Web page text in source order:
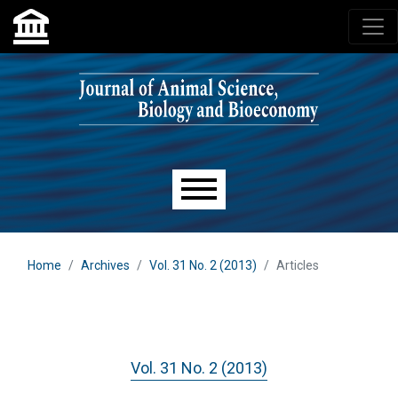
Skip to main navigation menu
Skip to main content
Skip to site footer
Main menu
Home Archives Vol. 31 No. 2 (2013) Articles
Vol. 31 No. 2 (2013)